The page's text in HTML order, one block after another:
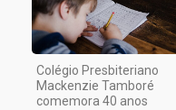
Colégio Presbiteriano
Mackenzie Tamboré
comemora 40 anos